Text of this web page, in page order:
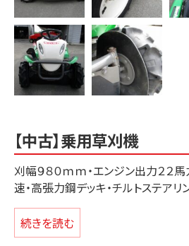
【中古】乗用草刈機
刈幅９８０ｍｍ・エンジン出力２２
速・高張力鋼デッキ・チルトステアリ
浄機能付き・１２V電源。
＊刈刃、ベルト、油脂類、エレメント
続きを読む